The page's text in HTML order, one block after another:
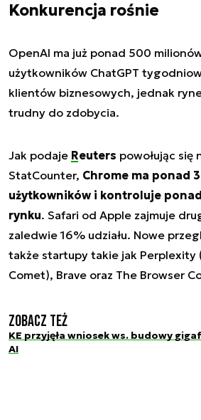
Konkurencja rośnie
OpenAI ma już ponad 500
użytkowników ChatGPT
klientów biznesowych, jednak
trudny do zdobycia.
Jak podaje Reuters powołując się
StatCounter, Chrome ma ponad
użytkowników i kontroluje
rynku. Safari od Apple zajmuje
zaledwie 16% udziału. Nowe
także startupy takie jak Perplexity
Comet), Brave oraz The Browser
Zobacz też
KE przyjęła wniosek ws. budowy
AI